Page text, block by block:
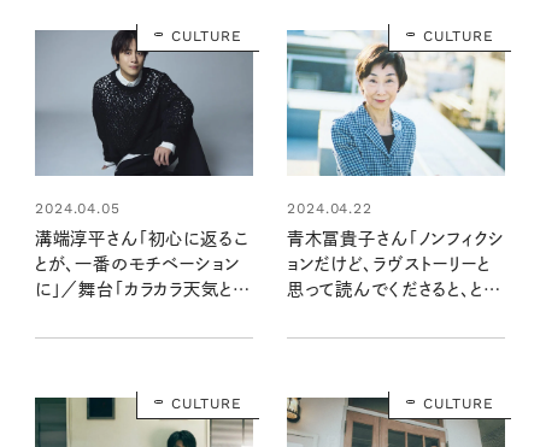
CULTURE
2024.04.05
溝端淳平さん「初心に返るこ
とが、一番のモチベーション
に」／舞台「カラカラ天気と五
CULTURE
2024.04.22
青木冨貴子さん「ノンフィクシ
ョンだけど、ラヴストーリーと
思って読んでくださると、とて
ー
CULTURE CULTURE